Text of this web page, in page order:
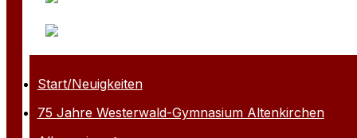
Start/Neuigkeiten
75 Jahre Westerwald-Gymnasium Altenkirchen